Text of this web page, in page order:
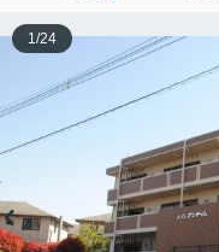
1/24